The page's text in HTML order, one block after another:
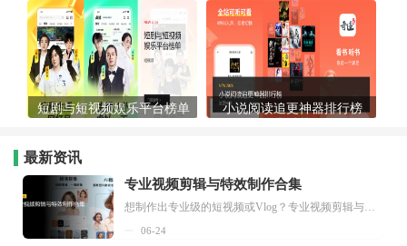
短剧与短视频娱乐平台榜单 小说阅读追更神器排行榜
最新资讯
专业视频剪辑与特效制作合集
想制作出专业级的短视频或Vlog？专业视频剪辑与特效制作大全专题为你提供了从剪辑、抠像到特效包装的全套解决方案。无论是添加炫酷的片头、进行精准的视频抠图，还是制...
06-24